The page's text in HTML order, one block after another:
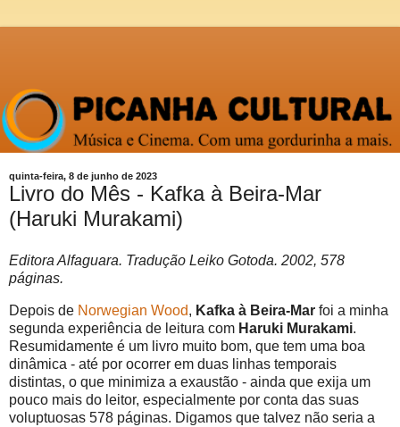
quinta-feira, 8 de junho de 2023
Livro do Mês - Kafka à Beira-Mar
(Haruki Murakami)
Editora Alfaguara. Tradução Leiko Gotoda. 2002, 578
páginas.
Depois de Norwegian Wood, Kafka à Beira-Mar foi a minha
segunda experiência de leitura com Haruki Murakami.
Resumidamente é um livro muito bom, que tem uma boa
dinâmica - até por ocorrer em duas linhas temporais
distintas, o que minimiza a exaustão - ainda que exija um
pouco mais do leitor, especialmente por conta das suas
voluptuosas 578 páginas. Digamos que talvez não seria a